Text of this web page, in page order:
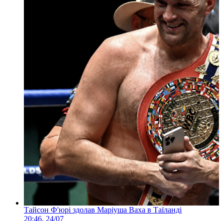
Тайсон Ф'юрі здолав Маріуша Ваха в Таїланді
20:46, 24/07